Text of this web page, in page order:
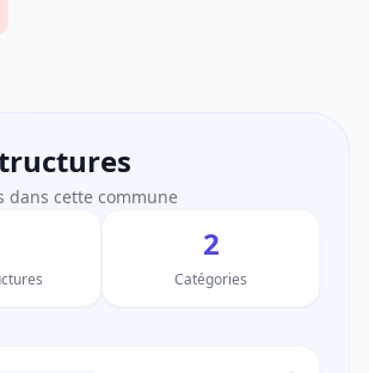
dans cette commune
2
Catégories